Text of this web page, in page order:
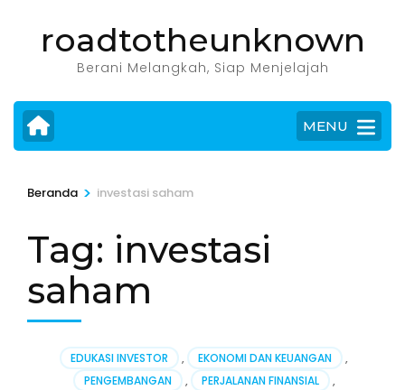
Enter)
roadtotheunknown
Berani Melangkah, Siap Menjelajah
MENU
Beranda > investasi saham
Tag: investasi
saham
EDUKASI INVESTOR , EKONOMI DAN KEUANGAN
,
PENGEMBANGAN
, PERJALANAN FINANSIAL
,